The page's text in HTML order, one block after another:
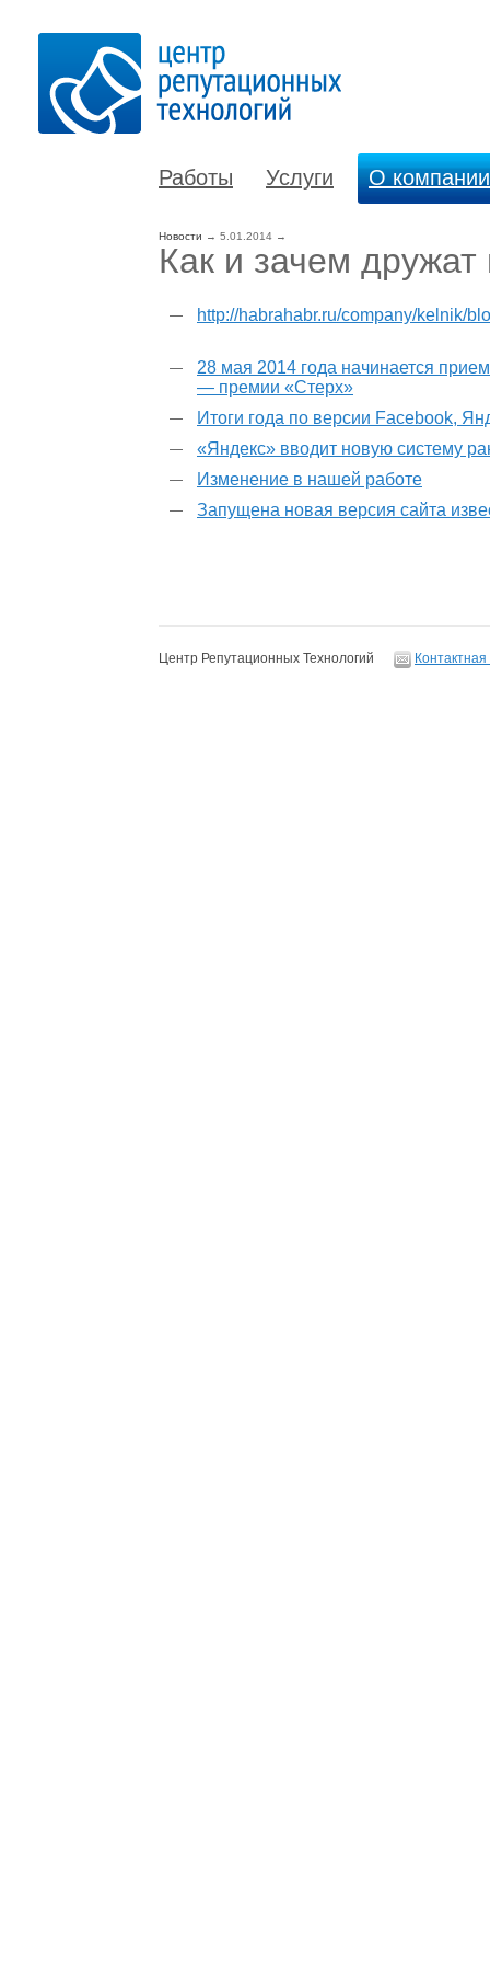
Работы Услуги О компании
Новости → 5.01.2014 →
Как и зачем дружат
http://habrahabr.ru/company/kelnik/
28 мая 2014 года начинается
— премии «Стерх»
Итоги года по версии Facebook,
«Яндекс» вводит новую систему
Изменение в нашей работе
Запущена новая версия сайта
Центр Репутационных Технологий